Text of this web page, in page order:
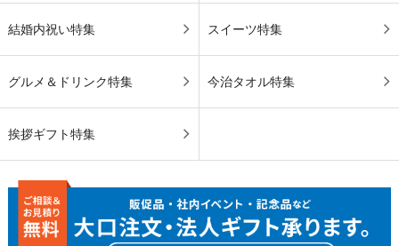
結婚内祝い特集 スイーツ特集
グルメ＆ドリンク特集 今治タオル特集
挨拶ギフト特集